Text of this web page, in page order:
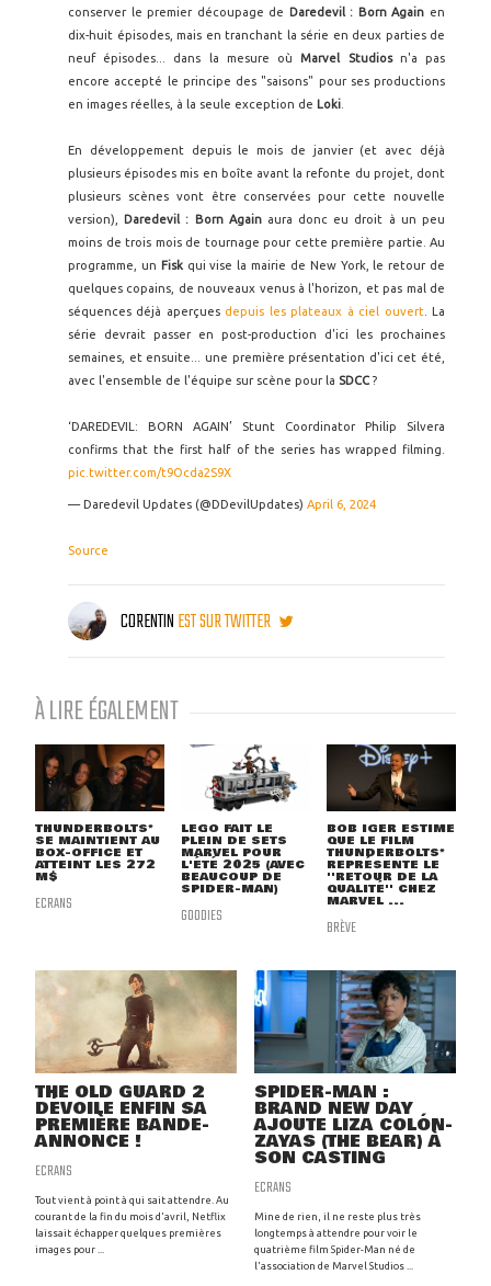
conserver le premier découpage de
Daredevil : Born Again en
dix-huit épisodes, mais en tranchant la série en deux parties de
neuf épisodes... dans la mesure oùMarvel Studiosn'a pas
encore accepté le principe des "saisons" pour ses productions
en images réelles, à la seule exception de Loki
En développement depuis le mois de janvier (et avec déjà
plusieurs épisodes mis en boîte avant la refonte du projet, dont
plusieurs scènes vont être conservées pour cette nouvelle
version),
Daredevil : Born Againaura donc eu droit à un peu
moins de trois mois de tournage pour cette première partie. Au
programme, un Fiskqui vise la mairie de New York, le retour de
quelques copains, de nouveaux venus à l'horizon, et pas mal de
séquences déjà aperçues depuis les plateaux à ciel ouvert. La
série devrait passer en post-production d'ici les prochaines
semaines, et ensuite... une première présentation d'ici cet été,
avec l'ensemble de l'équipe sur scène pour la SDCC ?
‘DAREDEVIL: BORN AGAIN’ Stunt Coordinator Philip Silvera
confirms that the first half of the series has wrapped filming.
pic.twitter.com/t9Ocda2S9X
— Daredevil Updates (@DDevilUpdates) April 6, 2024
Source
CORENTINEST SUR TWITTER
À LIRE ÉGALEMENT
THUNDERBOLTS*
SE MAINTIENT AU
BOX-OFFICE ET
ATTEINT LES 272
M$
ECRANS
LEGO FAIT LE
PLEIN DE SETS
MARVEL POUR
L'ÉTÉ 2025 (AVEC
BEAUCOUP DE
SPIDER-MAN)
GOODIES
BOB IGER ESTIME
QUE LE FILM
THUNDERBOLTS*
REPRÉSENTE LE
''RETOUR DE LA
QUALITÉ'' CHEZ
MARVEL ...
BRÈVE
THE OLD GUARD 2
DÉVOILE ENFIN SA
PREMIÈRE BANDE-
ANNONCE !
ECRANS
Tout vient à point à qui sait attendre. Au
courant de la fin du mois d'avril, Netflix
laissait échapper quelques premières
images pour ...
SPIDER-MAN :
BRAND NEW DAY
AJOUTE LIZA COLÓN-
ZAYAS (THE BEAR) À
SON CASTING
ECRANS
Mine de rien, il ne reste plus très
longtemps à attendre pour voir le
quatrième film Spider-Man né de
l'association de Marvel Studios ...